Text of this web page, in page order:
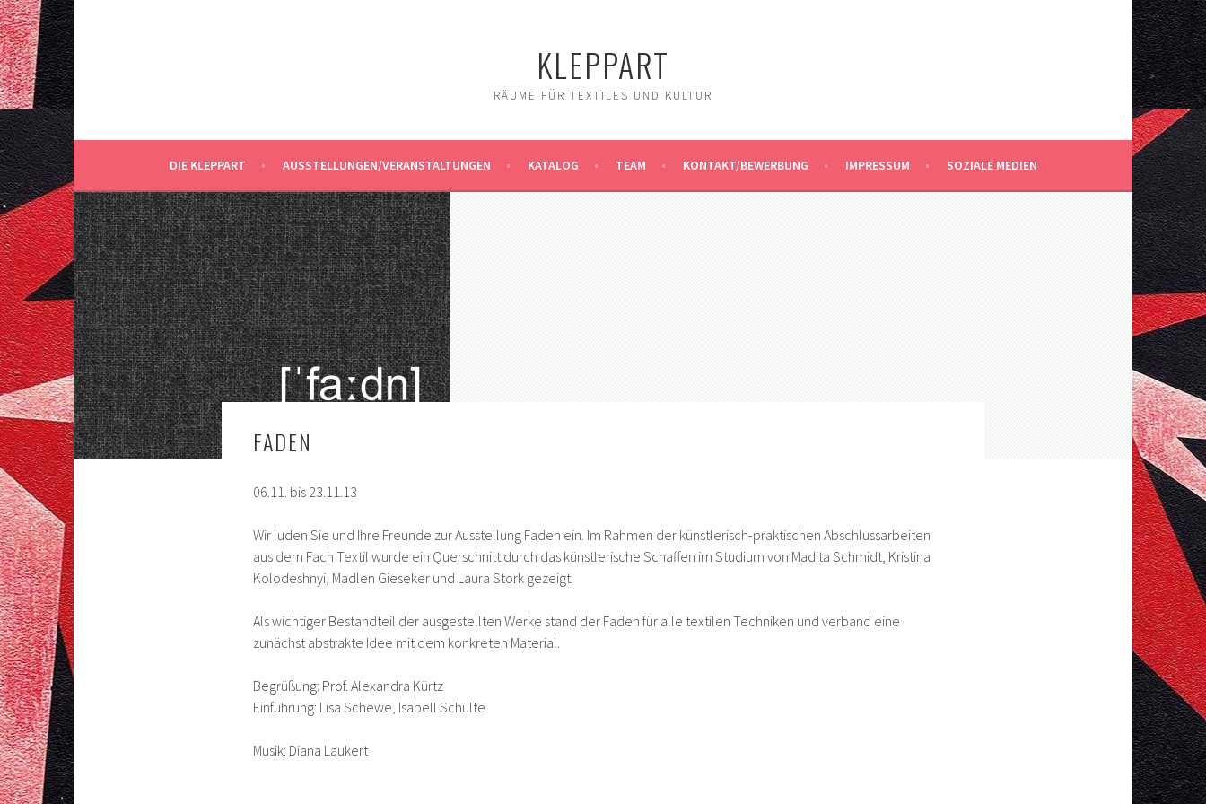
KLEPPART
RÄUME FÜR TEXTILES UND KULTUR
DIE KLEPPART AUSSTELLUNGEN/VERANSTALTUNGEN KATALOG TEAM KONTAKT/BEWERBUNG IMPRESSUM SOZIALE MEDIEN
FADEN
06.11. bis 23.11.13
Wir luden Sie und Ihre Freunde zur Ausstellung Faden ein. Im Rahmen der künstlerisch-praktischen Abschlussarbeiten
aus dem Fach Textil wurde ein Querschnitt durch das künstlerische Schaffen im Studium von Madita Schmidt, Kristina
Kolodeshnyi, Madlen Gieseker und Laura Stork gezeigt.
Als wichtiger Bestandteil der ausgestellten Werke stand der Faden für alle textilen Techniken und verband eine
zunächst abstrakte Idee mit dem konkreten Material.
Begrüßung: Prof. Alexandra Kürtz
Einführung: Lisa Schewe, Isabell Schulte
Musik: Diana Laukert